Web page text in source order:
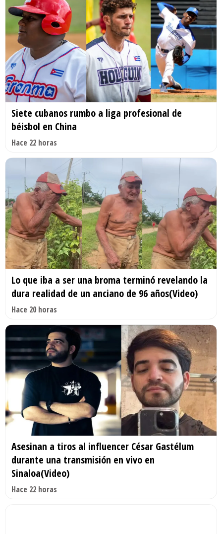
Siete cubanos rumbo a liga profesional de
béisbol en China
Hace 22 horas
Lo que iba a ser una broma terminó revelando la
dura realidad de un anciano de 96 años(Video)
Hace 20 horas
Asesinan a tiros al influencer César Gastélum
durante una transmisión en vivo en
Sinaloa(Video)
Hace 22 horas